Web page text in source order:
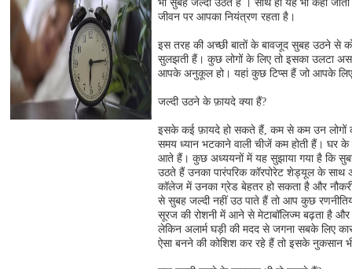
भी सुबह जल्दी उठते है । साथ ही यह भी कहा
जीवन पर आपका नियंत्रण रहता है।
इस तरह की अच्छी बातों के बावजूद सुबह उठने से
सुलझती हैं। कुछ लोगों के लिए तो इसका उलटा असर
आपके अनुकूल हो। यहां कुछ टिप्स हैं जो आपके
जल्दी उठने के फ़ायदे क्या हैं?
इसके कई फ़ायदे हो सकते हैं, कम से कम उन लोगों
समय ध्यान भटकाने वाली चीजें कम होती हैं। घर
आते हैं। कुछ अध्ययनों में यह सुझाया गया है कि
उठते हैं उनका पारंपरिक कॉरपोरेट शेड्यूल के साथ
कॉलेज में उनका ग्रेड बेहतर हो सकता है और
से सुबह जल्दी नहीं उठ पाते हैं तो आप कुछ
सूरज की रोशनी में आने से मेटाबॉलिज्म बढ़ता है और
लेकिन अलार्म घड़ी की मदद से जगना सबके लिए
ऐसा बनने की कोशिश कर रहे हैं तो इसके नुकसान